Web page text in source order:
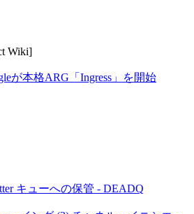
Wiki]
が本格ARG「Ingress」を開始
キューへの保管 - DEADQ